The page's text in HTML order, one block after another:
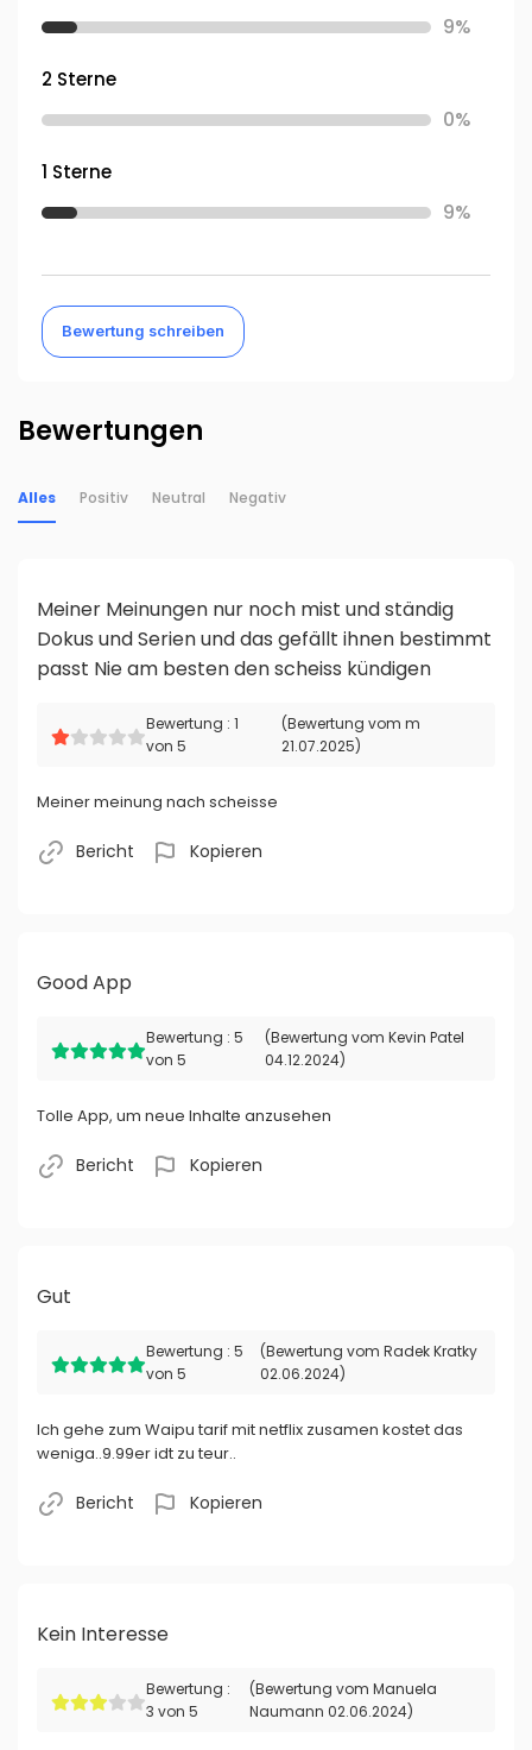
9%
2 Sterne
0%
1 Sterne
9%
Bewertung schreiben
Bewertungen
Alles Positiv Neutral Negativ
Meiner Meinungen nur noch mist und ständig
Dokus und Serien und das gefällt ihnen bestimmt
passt Nie am besten den scheiss kündigen
Bewertung : 1
von 5
(Bewertung vom m
21.07.2025)
Meiner meinung nach scheisse
Bericht Kopieren
Good App
Bewertung : 5
von 5
(Bewertung vom Kevin Patel
04.12.2024)
Tolle App, um neue Inhalte anzusehen
Bericht Kopieren
Gut
Bewertung : 5
von 5
(Bewertung vom Radek Kratky
02.06.2024)
Ich gehe zum Waipu tarif mit netflix zusamen kostet das
weniga..9.99er idt zu teur..
Bericht Kopieren
Kein Interesse
Bewertung :
3 von 5
(Bewertung vom Manuela
Naumann 02.06.2024)